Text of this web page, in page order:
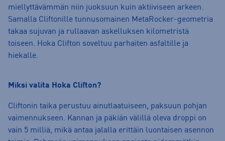
miellyttävämmän niin juoksuun kuin aktiiviseen arkeen.
Samalla Cliftonille tunnusomainen MetaRocker-geometria
takaa sujuvan ja rullaavan askelluksen kilometristä
toiseen. Hoka Clifton soveltuu parhaiten asfaltille ja
hiekalle.
Miksi valita Hoka Clifton?
Cliftonin taika perustuu ainutlaatuiseen, paksuun pohjan
vaimennukseen. Kannan ja päkiän välillä oleva droppi on
vain 5 milliä, mikä antaa jalalla erittäin luontaisen asennon